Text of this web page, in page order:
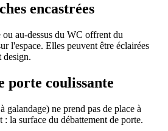
encastrées
au-dessus du WC offrent du
l'espace. Elles peuvent être éclairées
design.
porte coulissante
galandage) ne prend pas de place à
la surface du débattement de porte.